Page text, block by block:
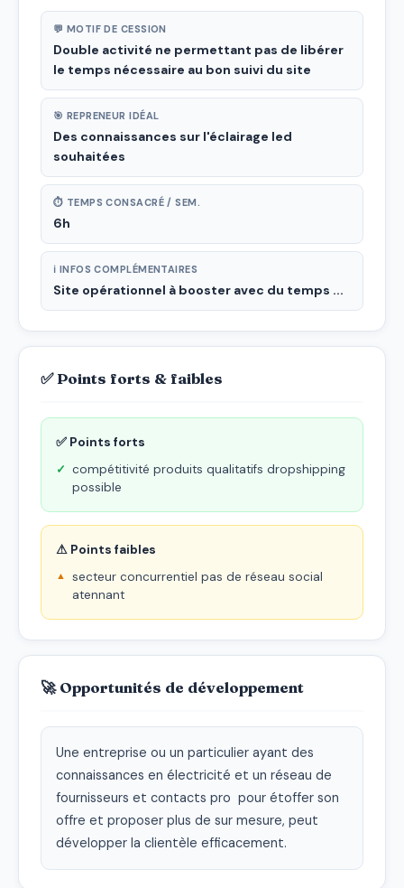
💬 MOTIF DE CESSION
Double activité ne permettant pas de libérer
le temps nécessaire au bon suivi du site
🎯 REPRENEUR IDÉAL
Des connaissances sur l'éclairage led
souhaitées
⏱ TEMPS CONSACRÉ / SEM.
6h
ℹ INFOS COMPLÉMENTAIRES
Site opérationnel à booster avec du temps ...
✅ Points forts & faibles
✅ Points forts
compétitivité produits qualitatifs dropshipping
possible
⚠ Points faibles
secteur concurrentiel pas de réseau social
atennant
🚀 Opportunités de développement
Une entreprise ou un particulier ayant des
connaissances en électricité et un réseau de
fournisseurs et contacts pro  pour étoffer son
offre et proposer plus de sur mesure, peut
développer la clientèle efficacement.